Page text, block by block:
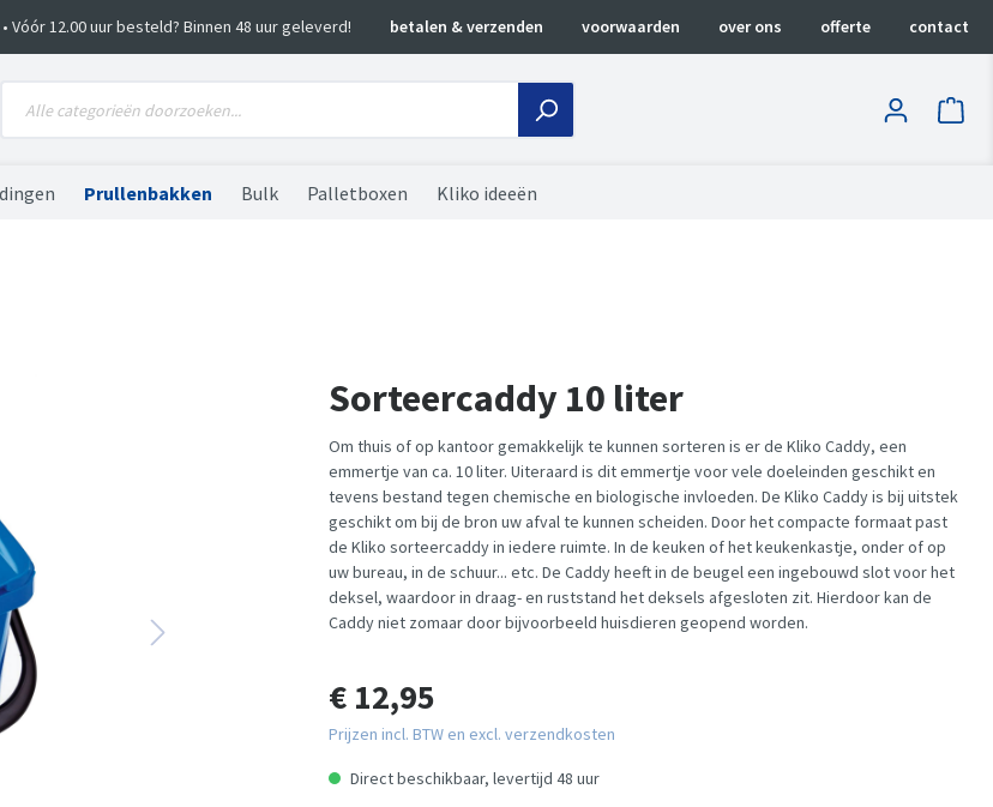
12.00 uur besteld? Binnen 48 uur geleverd! betalen & verzenden voorwaarden over ons offerte contact
Prullenbakken Bulk Palletboxen Kliko ideeën
Sorteercaddy 10 liter
Om thuis of op kantoor gemakkelijk te kunnen sorteren is er de Kliko Caddy, een
emmertje van ca. 10 liter. Uiteraard is dit emmertje voor vele doeleinden geschikt en
tevens bestand tegen chemische en biologische invloeden. De Kliko Caddy is bij uitstek
geschikt om bij de bron uw afval te kunnen scheiden. Door het compacte formaat past
de Kliko sorteercaddy in iedere ruimte. In de keuken of het keukenkastje, onder of op
uw bureau, in de schuur... etc. De Caddy heeft in de beugel een ingebouwd slot voor het
deksel, waardoor in draag- en ruststand het deksels afgesloten zit. Hierdoor kan de
Caddy niet zomaar door bijvoorbeeld huisdieren geopend worden.
€ 12,95
Prijzen incl. BTW en excl. verzendkosten
Direct beschikbaar, levertijd 48 uur